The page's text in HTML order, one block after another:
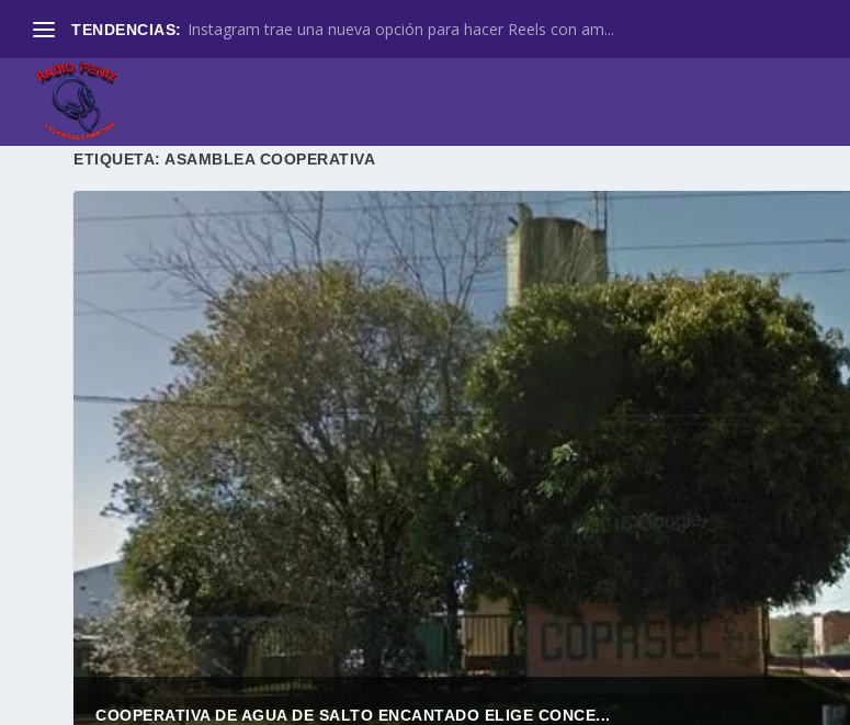
TENDENCIAS: Instagram trae una nueva opción para hacer Reels con am...
ETIQUETA:ASAMBLEA COOPERATIVA
COOPERATIVA DE AGUA DE SALTO ENCANTADO ELIGE CONCE...